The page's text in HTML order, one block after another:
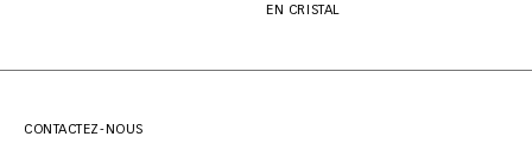
EN CRISTAL
CONTACTEZ-NOUS